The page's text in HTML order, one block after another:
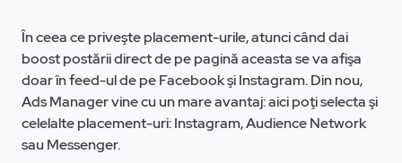
În ceea ce priveşte placement-urile, atunci când dai
boost postării direct de pe pagină aceasta se va afişa
doar în feed-ul de pe Facebook şi Instagram. Din nou,
Ads Manager vine cu un mare avantaj: aici poţi selecta şi
celelalte placement-uri: Instagram, Audience Network
sau Messenger.